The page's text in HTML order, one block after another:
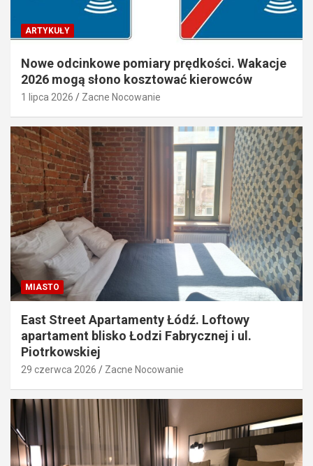
ARTYKUŁY
Nowe odcinkowe pomiary prędkości. Wakacje
2026 mogą słono kosztować kierowców
1 lipca 2026 Zacne Nocowanie
MIASTO
East Street Apartamenty Łódź. Loftowy
apartament blisko Łodzi Fabrycznej i ul.
Piotrkowskiej
29 czerwca 2026 Zacne Nocowanie